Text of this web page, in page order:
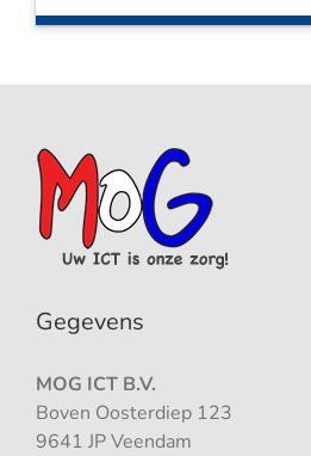
Gegevens
MOG ICT B.V.
Boven Oosterdiep 123
9641 JP Veendam